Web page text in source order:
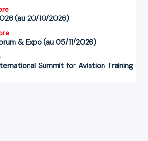
(au 20/10/2026)
& Expo (au 05/11/2026)
Summit for Aviation Training